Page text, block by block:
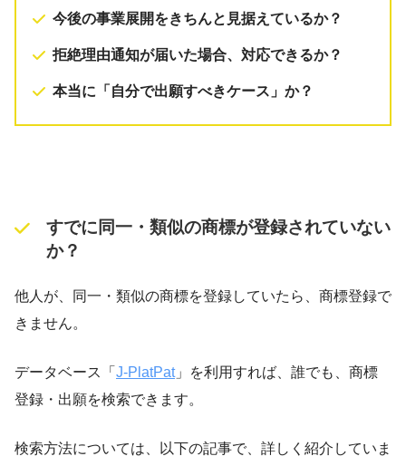
今後の事業展開をきちんと見据えているか？
拒絶理由通知が届いた場合、対応できるか？
本当に「自分で出願すべきケース」か？
すでに同一・類似の商標が登録されていない
か？
他人が、同一・類似の商標を登録していたら、商標登録で
きません。
データベース「 J-PlatPat」を利用すれば、誰でも、商標
登録・出願を検索できます。
検索方法については、以下の記事で、詳しく紹介していま